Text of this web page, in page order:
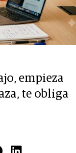
empieza
te obliga